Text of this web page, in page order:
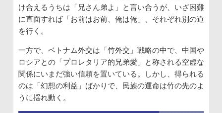
け合えるうちは「兄さん弟よ」と言い合うが、いざ困難
に直面すれば「お前はお前、俺は俺」、それぞれ別の道
を行く。
一方で、ベトナム外交は「竹外交」戦略の中で、中国や
ロシアとの「プロレタリア的兄弟愛」と称される空虚な
関係にいまだ強い信頼を置いている。しかし、得られる
のは「幻想の利益」ばかりで、民族の運命は竹の先のよ
うに揺れ動く。